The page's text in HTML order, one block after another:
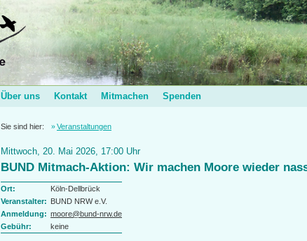
Über uns Kontakt Mitmachen Spenden
Sie sind hier: Veranstaltungen
Mittwoch, 20. Mai 2026, 17:00 Uhr
BUND Mitmach-Aktion: Wir machen Moore wieder
Ort:
Köln-Dellbrück
Veranstalter: BUND NRW e.V.
Anmeldung: moore@bund-nrw.de
Gebühr:
keine